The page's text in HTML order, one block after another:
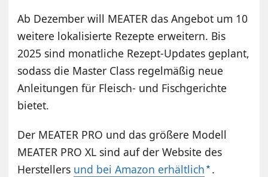
Ab Dezember will MEATER das Angebot um 10
weitere lokalisierte Rezepte erweitern. Bis
2025 sind monatliche Rezept-Updates geplant,
sodass die Master Class regelmäßig neue
Anleitungen für Fleisch- und Fischgerichte
bietet.
Der MEATER PRO und das größere Modell
MEATER PRO XL sind auf der Website des
Herstellers und bei Amazon erhältlich .